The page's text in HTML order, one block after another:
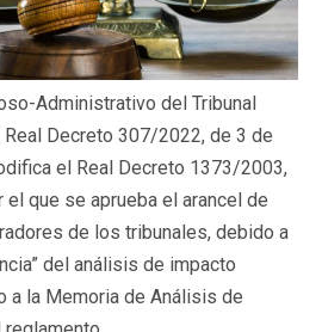
Administrativo del Tribunal
Real Decreto 307/2022, de 3 de
el Real Decreto 1373/2003,
que se aprueba el arancel de
de los tribunales, debido a
del análisis de impacto
a la Memoria de Análisis de